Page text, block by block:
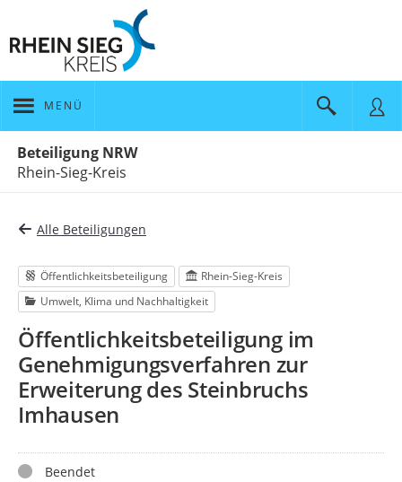
MENÜ
Beteiligung NRW
Rhein-Sieg-Kreis
Alle Beteiligungen
Öffentlichkeitsbeteiligung
Rhein-Sieg-Kreis
Umwelt, Klima und Nachhaltigkeit
Öffentlichkeitsbeteiligung im
Genehmigungsverfahren zur
Erweiterung des Steinbruchs
Imhausen
StatusBeendet